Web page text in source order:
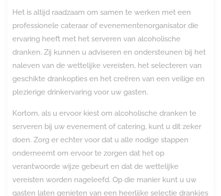
Het is altijd raadzaam om samen te werken met een
professionele cateraar of evenementenorganisator die
ervaring heeft met het serveren van alcoholische
dranken. Zij kunnen u adviseren en ondersteunen bij het
naleven van de wettelijke vereisten, het selecteren van
geschikte drankopties en het creëren van een veilige en
plezierige drinkervaring voor uw gasten.
Kortom, als u ervoor kiest om alcoholische dranken te
serveren bij uw evenement of catering, kunt u dit zeker
doen. Zorg er echter voor dat u alle nodige stappen
onderneemt om ervoor te zorgen dat het op
verantwoorde wijze gebeurt en dat de wettelijke
vereisten worden nageleefd. Op die manier kunt u uw
gasten laten genieten van een heerlijke selectie drankjes